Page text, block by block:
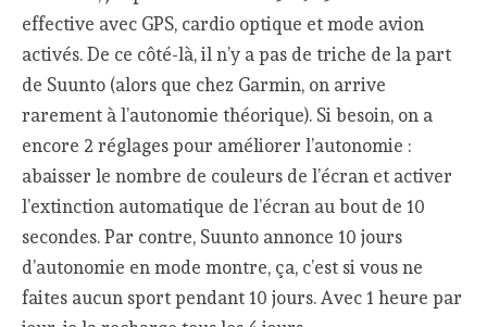
effective avec GPS, cardio optique et mode avion
activés. De ce côté-là, il n’y a pas de triche de la part
de Suunto (alors que chez Garmin, on arrive
rarement à l’autonomie théorique). Si besoin, on a
encore 2 réglages pour améliorer l’autonomie :
abaisser le nombre de couleurs de l’écran et activer
l’extinction automatique de l’écran au bout de 10
secondes. Par contre, Suunto annonce 10 jours
d’autonomie en mode montre, ça, c’est si vous ne
faites aucun sport pendant 10 jours. Avec 1 heure par